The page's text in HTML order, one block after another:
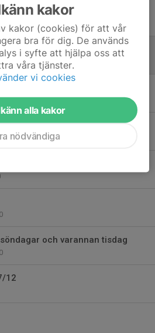
4
0
0
och varannan tisdag
0
12
kakor
kakor (cookies) för att vår
bra för dig. De används
i syfte att hjälpa oss att
våra tjänster.
vi cookies
alla kakor
nödvändiga